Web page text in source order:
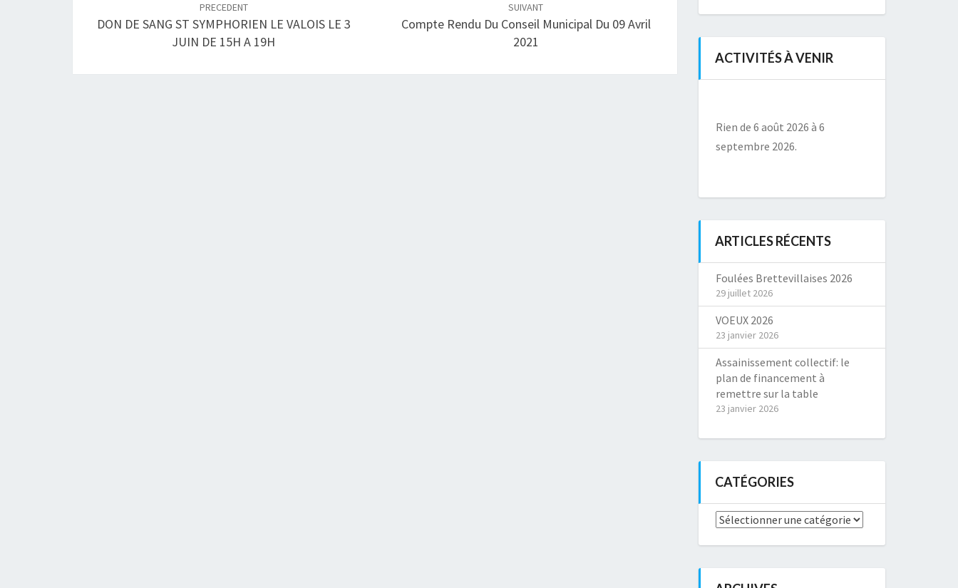
PRECEDENT
DON DE SANG ST SYMPHORIEN LE VALOIS LE 3
JUIN DE 15H A 19H
SUIVANT
Compte Rendu Du Conseil Municipal Du 09 Avril
2021
ACTIVITÉS À VENIR
Rien de 6 août 2026 à 6
septembre 2026.
ARTICLES RÉCENTS
Foulées Brettevillaises 2026
29 juillet 2026
VOEUX 2026
23 janvier 2026
Assainissement collectif: le
plan de financement à
remettre sur la table
23 janvier 2026
CATÉGORIES
Catégories